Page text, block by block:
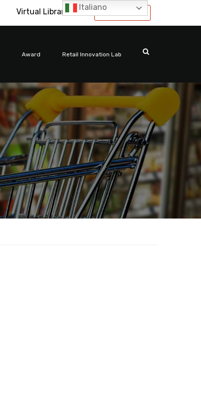
International
Virtual Library
Award Retail Innovation Lab
Italiano